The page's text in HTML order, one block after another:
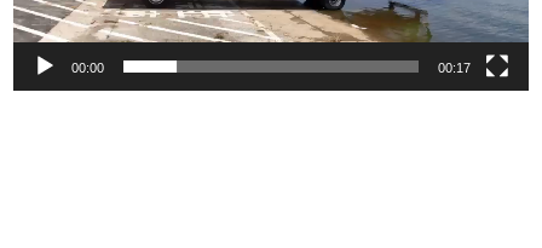
00:00 00:17